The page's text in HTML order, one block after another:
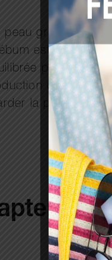
grasse
est souvent
peuvent
de sébum
la peau
sa